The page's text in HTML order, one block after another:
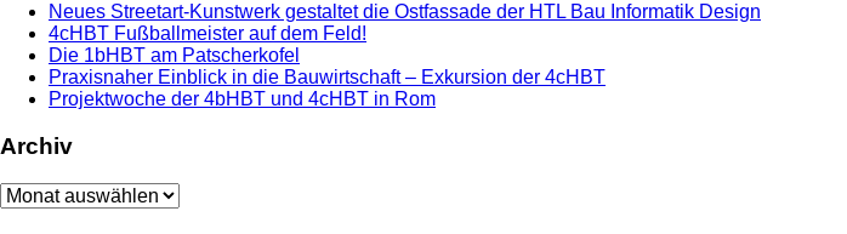
Neues Streetart-Kunstwerk gestaltet die Ostfassade der HTL Bau Informatik Design
4cHBT Fußballmeister auf dem Feld!
Die 1bHBT am Patscherkofel
Praxisnaher Einblick in die Bauwirtschaft – Exkursion der 4cHBT
Projektwoche der 4bHBT und 4cHBT in Rom
Archiv
Archiv